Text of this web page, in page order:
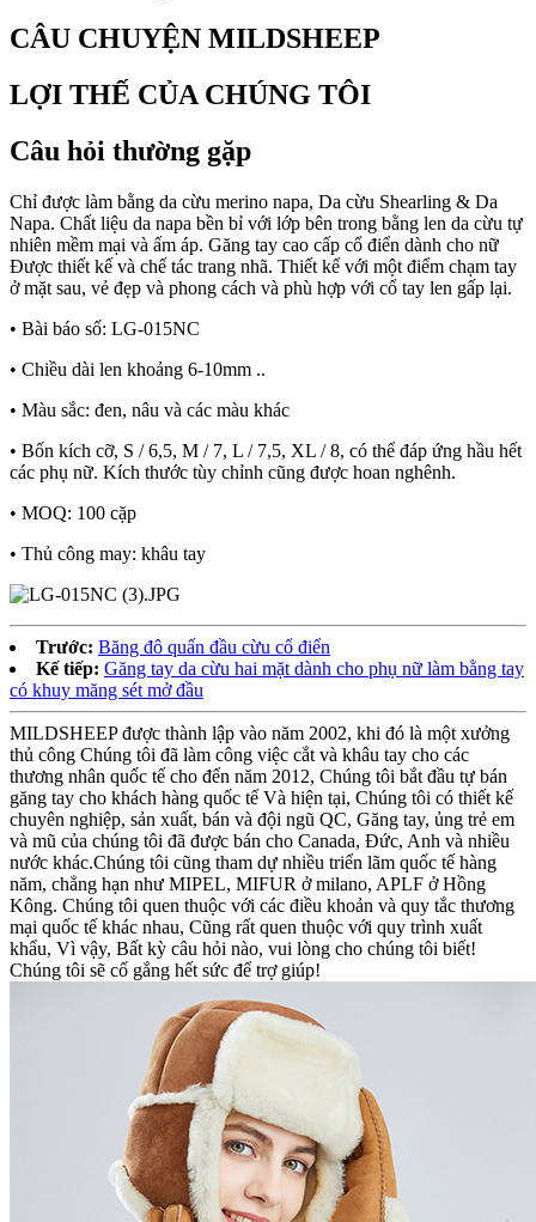
CÂU CHUYỆN MILDSHEEP
LỢI THẾ CỦA CHÚNG TÔI
Câu hỏi thường gặp
Chỉ được làm bằng da cừu merino napa, Da cừu Shearling & Da
Napa. Chất liệu da napa bền bỉ với lớp bên trong bằng len da cừu tự
nhiên mềm mại và ấm áp. Găng tay cao cấp cổ điển dành cho nữ
Được thiết kế và chế tác trang nhã. Thiết kế với một điểm chạm tay
ở mặt sau, vẻ đẹp và phong cách và phù hợp với cổ tay len gấp lại.
• Bài báo số: LG-015NC
• Chiều dài len khoảng 6-10mm ..
• Màu sắc: đen, nâu và các màu khác
• Bốn kích cỡ, S / 6,5, M / 7, L / 7,5, XL / 8, có thể đáp ứng hầu hết
các phụ nữ. Kích thước tùy chỉnh cũng được hoan nghênh.
• MOQ: 100 cặp
• Thủ công may: khâu tay
Trước: Băng đô quấn đầu cừu cổ điển
Kế tiếp: Găng tay da cừu hai mặt dành cho phụ nữ làm bằng tay
có khuy măng sét mở đầu
MILDSHEEP được thành lập vào năm 2002, khi đó là một xưởng
thủ công Chúng tôi đã làm công việc cắt và khâu tay cho các
thương nhân quốc tế cho đến năm 2012, Chúng tôi bắt đầu tự bán
găng tay cho khách hàng quốc tế Và hiện tại, Chúng tôi có thiết kế
chuyên nghiệp, sản xuất, bán và đội ngũ QC, Găng tay, ủng trẻ em
và mũ của chúng tôi đã được bán cho Canada, Đức, Anh và nhiều
nước khác.Chúng tôi cũng tham dự nhiều triển lãm quốc tế hàng
năm, chẳng hạn như MIPEL, MIFUR ở milano, APLF ở Hồng
Kông. Chúng tôi quen thuộc với các điều khoản và quy tắc thương
mại quốc tế khác nhau, Cũng rất quen thuộc với quy trình xuất
khẩu, Vì vậy, Bất kỳ câu hỏi nào, vui lòng cho chúng tôi biết!
Chúng tôi sẽ cố gắng hết sức để trợ giúp!